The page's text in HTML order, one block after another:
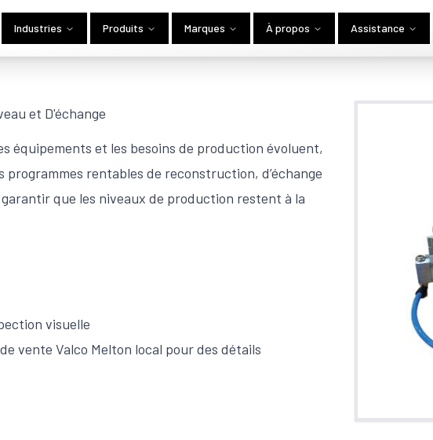
Industries Produits Marques À propos Assistance
et D'échange
équipements et les besoins de production évoluent,
programmes rentables de reconstruction, d’échange
que les niveaux de production restent à la
visuelle
vente Valco Melton local pour des détails